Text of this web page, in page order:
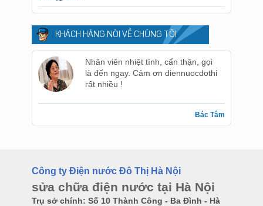
KHÁCH HÀNG NÓI VỀ CHÚNG TÔI
Nhân viên nhiệt tình, cẩn thận, gọi
là đến ngay. Cảm ơn diennuocdothi
rất nhiều !
Bác Tâm
Công ty Điện nước Đô Thị Hà Nội
sửa chữa điện nước tại Hà Nội
Trụ sở chính: Số 10 Thành Công - Ba Đình - Hà